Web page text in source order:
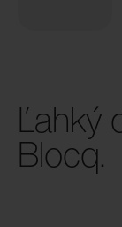
Ľahký
Blocq.